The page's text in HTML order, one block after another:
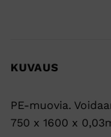
KUVAUS
PE-muovia.
750 x 1600 x